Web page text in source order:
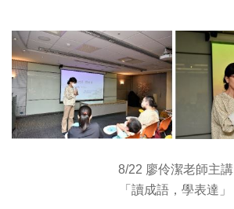
8/22 廖伶潔老師主講
「讀成語，學表達」